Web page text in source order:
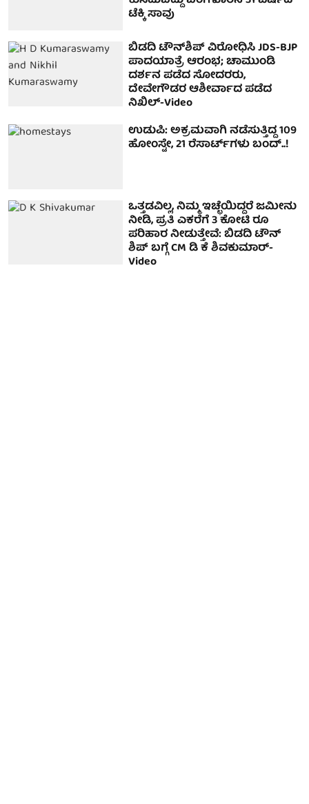
ಟೆಕ್ಕಿ ಸಾವು
ಬಿಡದಿ ಟೌನ್‌ಶಿಪ್​ ವಿರೋಧಿಸಿ JDS-BJP
ಪಾದಯಾತ್ರೆ ಆರಂಭ; ಚಾಮುಂಡಿ
ದರ್ಶನ ಪಡೆದ ಸೋದರರು,
ದೇವೇಗೌಡರ ಆಶೀರ್ವಾದ ಪಡೆದ
ನಿಖಿಲ್-Video
ಉಡುಪಿ: ಅಕ್ರಮವಾಗಿ ನಡೆಸುತ್ತಿದ್ದ 109
ಹೋಂಸ್ಟೇ, 21 ರೆಸಾರ್ಟ್‌ಗಳು ಬಂದ್..!
ಒತ್ತಡವಿಲ್ಲ, ನಿಮ್ಮ ಇಚ್ಛೆಯಿದ್ದರೆ ಜಮೀನು
ನೀಡಿ, ಪ್ರತಿ ಎಕರೆಗೆ 3 ಕೋಟಿ ರೂ
ಪರಿಹಾರ ನೀಡುತ್ತೇವೆ: ಬಿಡದಿ ಟೌನ್
ಶಿಪ್ ಬಗ್ಗೆ CM ಡಿ ಕೆ ಶಿವಕುಮಾರ್-
Video